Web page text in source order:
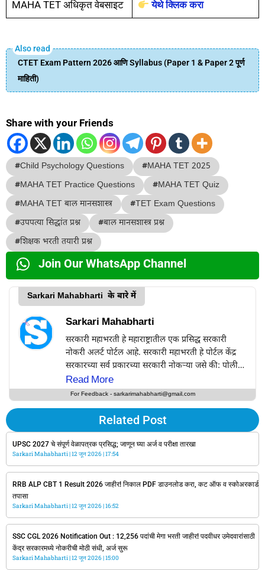
MAHA TET अधिकृत वेबसाइट येथे क्लिक करा
CTET Exam Pattern 2026 आणि Syllabus (Paper 1 & Paper 2 पूर्ण
माहिती)
Share with your Friends
#Child Psychology Questions #MAHA TET 2025
#MAHA TET Practice Questions #MAHA TET Quiz
#MAHA TET बाल मानसशास्त्र #TET Exam Questions
#उपपत्या सिद्धांत प्रश्न #बाल मानसशास्त्र प्रश्न
#शिक्षक भरती तयारी प्रश्न
Join Our WhatsApp Channel
Sarkari Mahabharti के बारे में
Sarkari Mahabharti
सरकारी महाभरती हे महाराष्ट्रातील एक प्रसिद्ध सरकारी
नोकरी अलर्ट पोर्टल आहे. सरकारी महाभरती हे पोर्टल केंद्र
सरकारच्या सर्व प्रकारच्या सरकारी नोकऱ्या जसे की: पोलीस
भरती, आर्मी भरती, रेल्वे भरती, Bank Jobs, SSC,
UPSC, PSC, Defence Jobs तसेच सर्व राज्य
वेबसाईटवर प्राप्त करू शकत आपल्या वापरकर्त्यांसाठी
अचूक, वेळेवर, सत्य आणि विश्वसनीय माहिती प्रदान
करण्याचे काम करते. Sarkarimahabharti.com वर
सरकारी विभागाच्या अधिकृत जाहिरातींच्या आधारेच
सरकारी नोकऱ्यांची नोटिफिकेशन उपलब्ध करून दिली जाते.
Read More
For Feedback - sarkarimahabharti@gmail.com
Related Post
UPSC 2027 चे संपूर्ण वेळापत्रक प्रसिद्ध; जाणून घ्या अर्ज व परीक्षा तारखा
Sarkari Mahabharti 12 जून 2026 17:54
RRB ALP CBT 1 Result 2026 जाहीर! निकाल PDF डाउनलोड करा, कट ऑफ व स्कोअरकार्ड
तपासा
Sarkari Mahabharti 12 जून 2026 16:52
SSC CGL 2026 Notification Out : 12,256 पदांची मेगा भरती जाहीर! पदवीधर उमेदवारांसाठी
केंद्र सरकारमध्ये नोकरीची मोठी संधी, अर्ज सुरू
Sarkari Mahabharti 12 जून 2026 15:00